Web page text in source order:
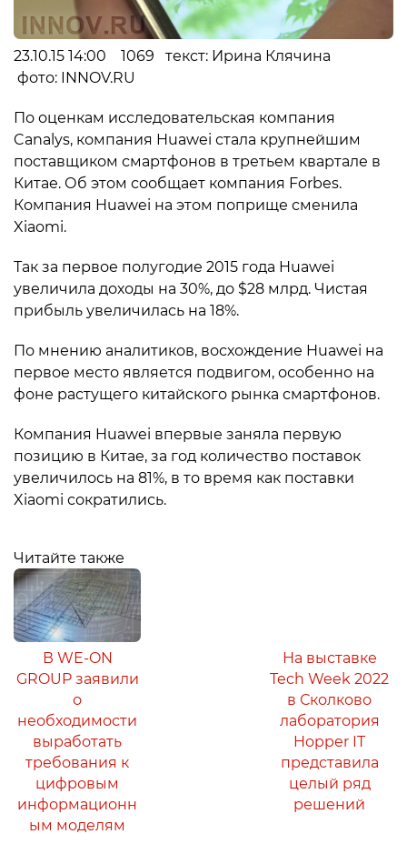
23.10.15 14:00 1069 текст: Ирина Клячина
фото: INNOV.RU
По оценкам исследовательская компания
Canalys, компания Huawei стала крупнейшим
поставщиком смартфонов в третьем квартале в
Китае. Об этом сообщает компания Forbes.
Компания Huawei на этом поприще сменила
Xiaomi.
Так за первое полугодие 2015 года Huawei
увеличила доходы на 30%, до $28 млрд. Чистая
прибыль увеличилась на 18%.
По мнению аналитиков, восхождение Huawei на
первое место является подвигом, особенно на
фоне растущего китайского рынка смартфонов.
Компания Huawei впервые заняла первую
позицию в Китае, за год количество поставок
увеличилось на 81%, в то время как поставки
Xiaomi сократились.
Читайте также
В WE-ON
GROUP заявили
о
необходимости
выработать
требования к
цифровым
информационн
ым моделям
На выставке
Tech Week 2022
в Сколково
лаборатория
Hopper IT
представила
целый ряд
решений